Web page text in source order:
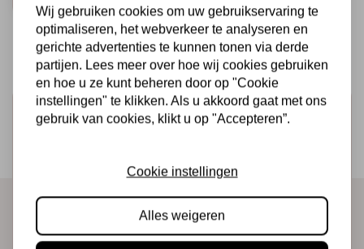
Schrijf je in voor de nieuwsbrief
direct in je mailbox!
Abonneer
Wij gebruiken cookies om uw gebruikservaring te
optimaliseren, het webverkeer te analyseren en
gerichte advertenties te kunnen tonen via derde
partijen. Lees meer over hoe wij cookies gebruiken
en hoe u ze kunt beheren door op "Cookie
instellingen" te klikken. Als u akkoord gaat met ons
gebruik van cookies, klikt u op "Accepteren”.
Cookie instellingen
Alles weigeren